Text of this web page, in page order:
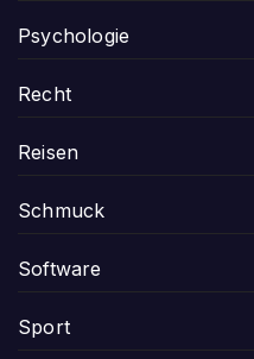
Psychologie
Recht
Reisen
Schmuck
Software
Sport